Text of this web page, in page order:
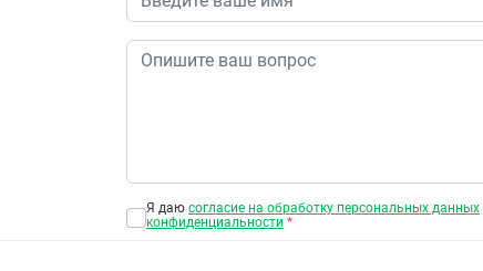
Я даю согласие на обработку персональных данных
конфиденциальности *